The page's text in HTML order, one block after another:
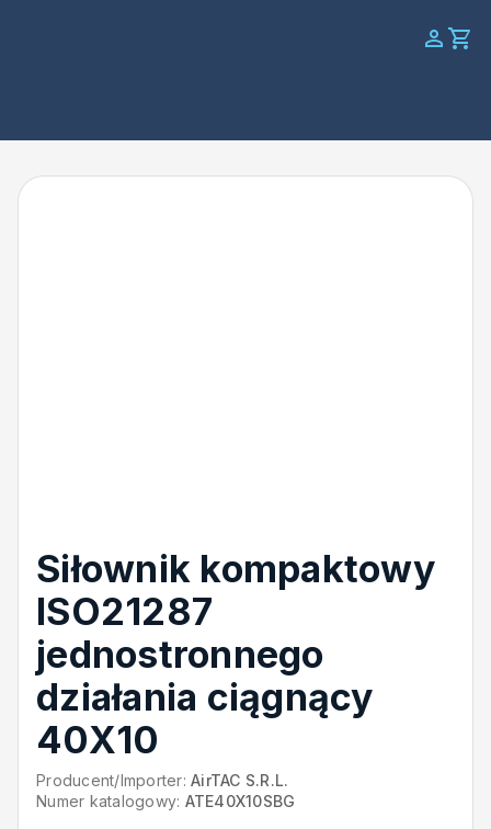
Siłownik kompaktowy
ISO21287
jednostronnego
działania ciągnący
40X10
Producent/Importer: AirTAC S.R.L.
Numer katalogowy: ATE40X10SBG